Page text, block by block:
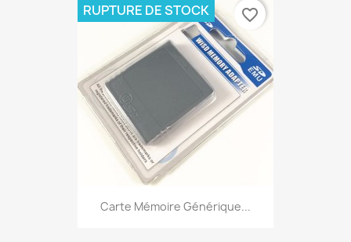
Carte Mémoire Générique...
RUPTURE DE STOCK favorite_border